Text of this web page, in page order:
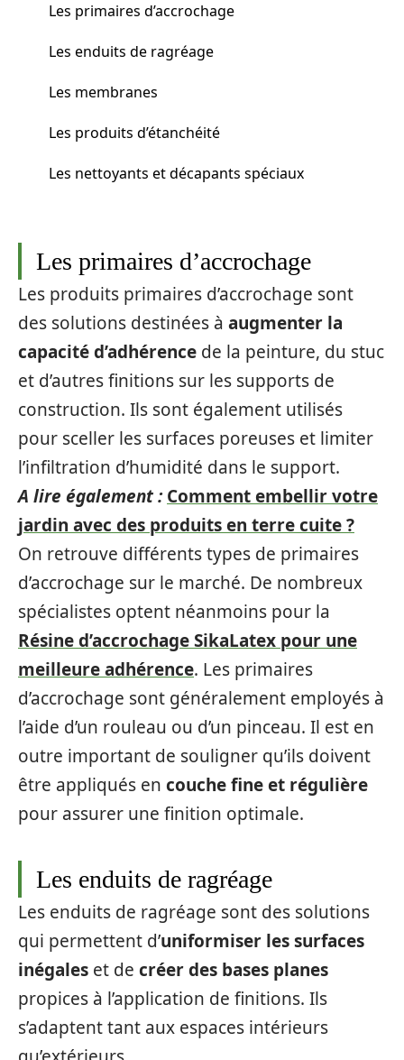
Les primaires d’accrochage
Les enduits de ragréage
Les membranes
Les produits d’étanchéité
Les nettoyants et décapants spéciaux
Les primaires d’accrochage
Les produits primaires d’accrochage sont
des solutions destinées à augmenter la
capacité d’adhérence de la peinture, du stuc
et d’autres finitions sur les supports de
construction. Ils sont également utilisés
pour sceller les surfaces poreuses et limiter
l’infiltration d’humidité dans le support.
A lire également : Comment embellir votre
jardin avec des produits en terre cuite ?
On retrouve différents types de primaires
d’accrochage sur le marché. De nombreux
spécialistes optent néanmoins pour la
Résine d’accrochage SikaLatex pour une
meilleure adhérence. Les primaires
d’accrochage sont généralement employés à
l’aide d’un rouleau ou d’un pinceau. Il est en
outre important de souligner qu’ils doivent
être appliqués en couche fine et régulière
pour assurer une finition optimale.
Les enduits de ragréage
Les enduits de ragréage sont des solutions
qui permettent d’uniformiser les surfaces
inégales et de créer des bases planes
propices à l’application de finitions. Ils
s’adaptent tant aux espaces intérieurs